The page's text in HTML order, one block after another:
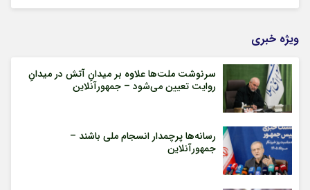
ویژه خبری
سرنوشت ملت‌ها علاوه بر میدانِ آتش در میدانِ
روایت تعیین می‌شود – جمهورآنلاین
رسانه‌ها پرچمدار انسجام ملی باشند –
جمهورآنلاین